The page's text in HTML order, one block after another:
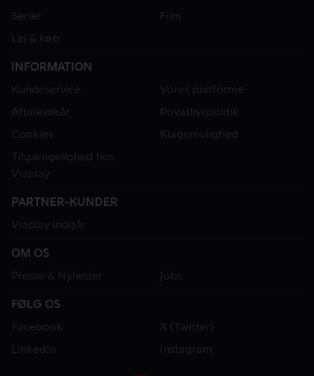
Serier
Film
Lej & køb
INFORMATION
Kundeservice
Vores platforme
Aftalevilkår
Privatlivspolitik
Cookies
Klagemulighed
Tilgængelighed hos
Viaplay
PARTNER-KUNDER
Viaplay indgår
OM OS
Presse & Nyheder
Jobs
FØLG OS
Facebook
X (Twitter)
LinkedIn
Instagram